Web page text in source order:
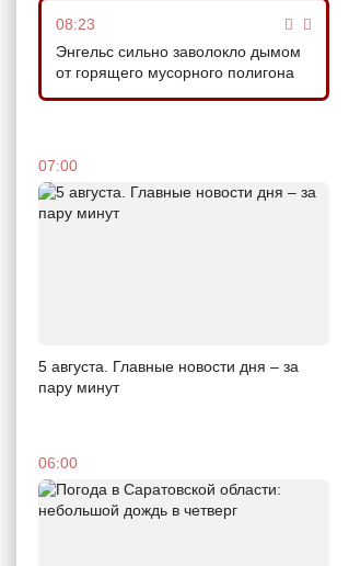
08:23
Энгельс сильно заволокло дымом
от горящего мусорного полигона
07:00
5 августа. Главные новости дня – за
пару минут
06:00